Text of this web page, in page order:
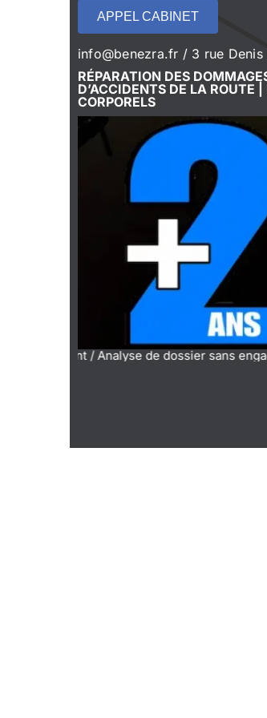
APPEL CABINET
info@benezra.fr / 3 rue Denis
RÉPARATION DES
D’ACCIDENTS DE LA ROUTE
CORPORELS
/ Analyse de dossier sans